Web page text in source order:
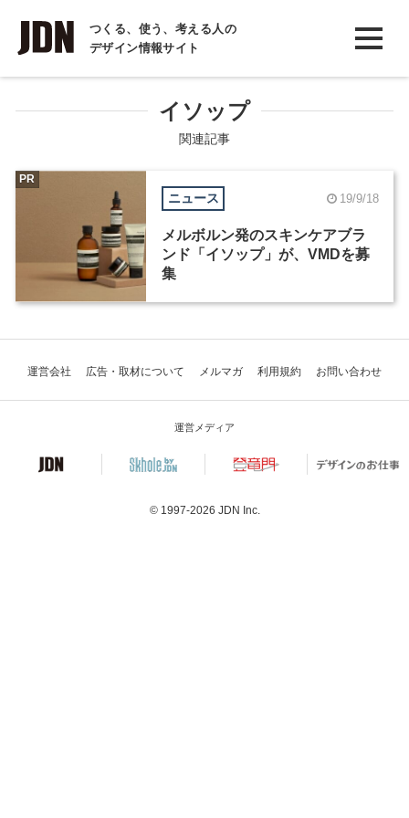
つくる、使う、考える人の
デザイン情報サイト
INTERVIEW
インタビュー
COLUMN
イソップ
関連記事
ニュース 19/9/18
メルボルン発のスキンケアブラ
ンド「イソップ」が、VMDを募
集
PR
運営会社 広告・取材について メルマガ 利用規約 お問い合わせ
運営メディア
© 1997-2026 JDN Inc.